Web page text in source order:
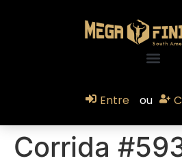
Entre ou
Corrida